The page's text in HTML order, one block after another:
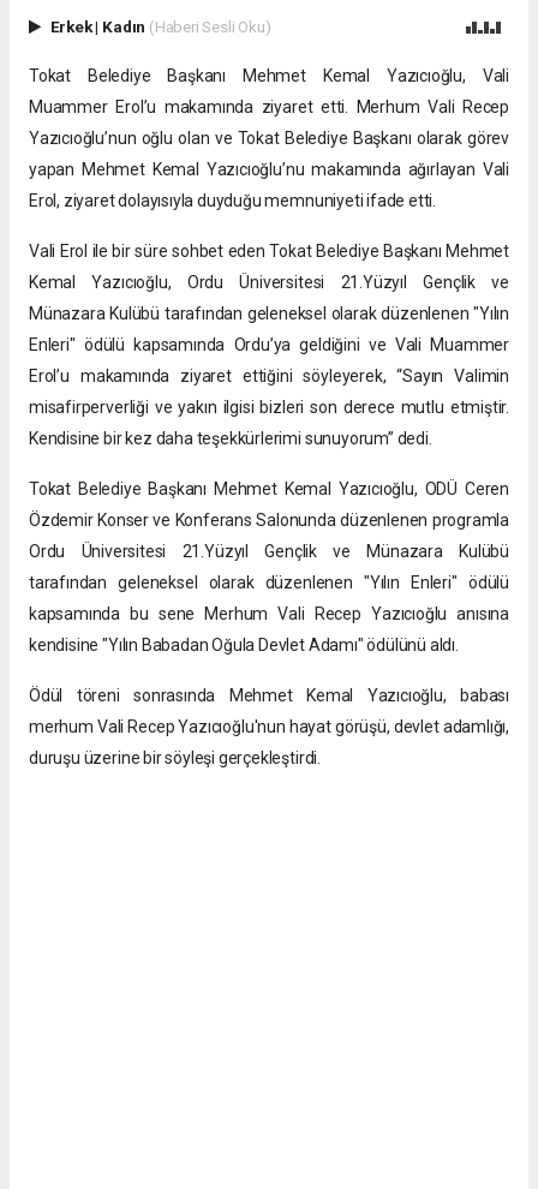
Erkek| Kadın (Haberi Sesli Oku)
Tokat Belediye Başkanı Mehmet Kemal Yazıcıoğlu, Vali
Muammer Erol’u makamında ziyaret etti. Merhum Vali Recep
Yazıcıoğlu’nun oğlu olan ve Tokat Belediye Başkanı olarak görev
yapan Mehmet Kemal Yazıcıoğlu’nu makamında ağırlayan Vali
Erol, ziyaret dolayısıyla duyduğu memnuniyeti ifade etti.
Vali Erol ile bir süre sohbet eden Tokat Belediye Başkanı Mehmet
Kemal Yazıcıoğlu, Ordu Üniversitesi 21.Yüzyıl Gençlik ve
Münazara Kulübü tarafından geleneksel olarak düzenlenen "Yılın
Enleri" ödülü kapsamında Ordu’ya geldiğini ve Vali Muammer
Erol’u makamında ziyaret ettiğini söyleyerek, “Sayın Valimin
misafirperverliği ve yakın ilgisi bizleri son derece mutlu etmiştir.
Kendisine bir kez daha teşekkürlerimi sunuyorum” dedi.
Tokat Belediye Başkanı Mehmet Kemal Yazıcıoğlu, ODÜ Ceren
Özdemir Konser ve Konferans Salonunda düzenlenen programla
Ordu Üniversitesi 21.Yüzyıl Gençlik ve Münazara Kulübü
tarafından geleneksel olarak düzenlenen "Yılın Enleri" ödülü
kapsamında bu sene Merhum Vali Recep Yazıcıoğlu anısına
kendisine "Yılın Babadan Oğula Devlet Adamı" ödülünü aldı.
Ödül töreni sonrasında Mehmet Kemal Yazıcıoğlu, babası
merhum Vali Recep Yazıcıoğlu'nun hayat görüşü, devlet adamlığı,
duruşu üzerine bir söyleşi gerçekleştirdi.